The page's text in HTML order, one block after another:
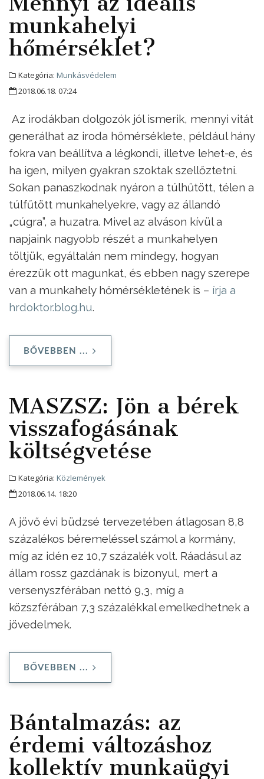
munkahelyi
hőmérséklet?
Kategória: Munkásvédelem
2018.06.18. 07:24
Az irodákban dolgozók jól ismerik, mennyi vitát
generálhat az iroda hőmérséklete, például hány
fokra van beállítva a légkondi, illetve lehet-e, és
ha igen, milyen gyakran szoktak szellőztetni.
Sokan panaszkodnak nyáron a túlhűtött, télen a
túlfűtött munkahelyekre, vagy az állandó
„cúgra”, a huzatra. Mivel az alváson kívül a
napjaink nagyobb részét a munkahelyen
töltjük, egyáltalán nem mindegy, hogyan
érezzük ott magunkat, és ebben nagy szerepe
van a munkahely hőmérsékletének is – írja a
hrdoktor.blog.hu.
BŐVEBBEN ...
MASZSZ: Jön a bérek
visszafogásának
költségvetése
Kategória: Közlemények
2018.06.14. 18:20
A jövő évi büdzsé tervezetében átlagosan 8,8
százalékos béremeléssel számol a kormány,
míg az idén ez 10,7 százalék volt. Ráadásul az
állam rossz gazdának is bizonyul, mert a
versenyszférában nettó 9,3, míg a
közszférában 7,3 százalékkal emelkedhetnek a
jövedelmek.
BŐVEBBEN ...
Bántalmazás: az
érdemi változáshoz
kollektív munkaügyi